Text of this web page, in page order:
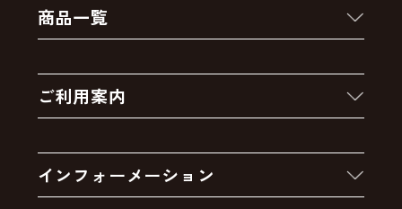
商品一覧
クーポン
卸販売・大量注文
アウトレットセール
ご利用案内
お支払いについて
インフォーメーション